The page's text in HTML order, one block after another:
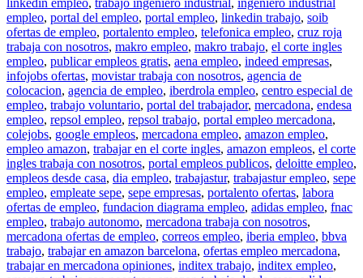
linkedin empleo, trabajo ingeniero industrial, ingeniero industrial
empleo, portal del empleo, portal empleo, linkedin trabajo, soib
ofertas de empleo, portalento empleo, telefonica empleo, cruz roja
trabaja con nosotros, makro empleo, makro trabajo, el corte ingles
empleo, publicar empleos gratis, aena empleo, indeed empresas,
infojobs ofertas, movistar trabaja con nosotros, agencia de
colocacion, agencia de empleo, iberdrola empleo, centro especial de
empleo, trabajo voluntario, portal del trabajador, mercadona, endesa
empleo, repsol empleo, repsol trabajo, portal empleo mercadona,
colejobs, google empleos, mercadona empleo, amazon empleo,
empleo amazon, trabajar en el corte ingles, amazon empleos, el corte
ingles trabaja con nosotros, portal empleos publicos, deloitte empleo,
empleos desde casa, dia empleo, trabajastur, trabajastur empleo, sepe
empleo, empleate sepe, sepe empresas, portalento ofertas, labora
ofertas de empleo, fundacion diagrama empleo, adidas empleo, fnac
empleo, trabajo autonomo, mercadona trabaja con nosotros,
mercadona ofertas de empleo, correos empleo, iberia empleo, bbva
trabajo, trabajar en amazon barcelona, ofertas empleo mercadona,
trabajar en mercadona opiniones, inditex trabajo, inditex empleo,